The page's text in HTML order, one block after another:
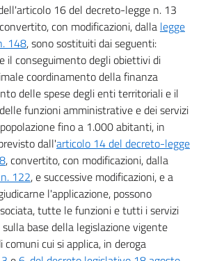
16 del decreto-legge n. 13
con modificazioni, dalla legge
148, sono sostituiti dai seguenti:
il conseguimento degli obiettivi di
coordinamento della finanza
delle spese degli enti territoriali e il
funzioni amministrative e dei servizi
fino a 1.000 abitanti, in
dall'articolo 14 del decreto-legge
, convertito, con modificazioni, dalla
122, e successive modificazioni, e a
l'applicazione, possono
tutte le funzioni e tutti i servizi
base della legislazione vigente
cui si applica, in deroga